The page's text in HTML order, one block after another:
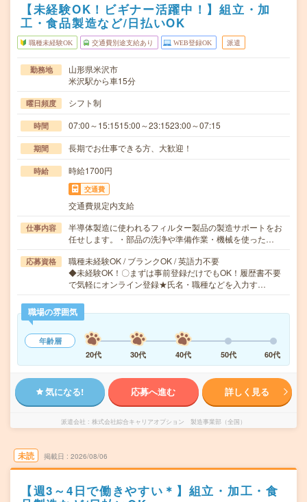
【未経験OK！ビギナー活躍中！】組立・加
工・食品製造など/日払いOK
職種未経験OK 交通費別途支給あり WEB登録OK 派遣
勤務地
山形県米沢市
米沢駅から車15分
曜日頻度 シフト制
時間 07:00～15:1515:00～23:1523:00～07:15
期間 長期でお仕事できる方、大歓迎！
時給 時給1700円
交通費
交通費規定内支給
仕事内容
半導体製造に使われるフィルター製品の製造サポートをお
任せします。・部品の洗浄や準備作業・機械を使った…
応募資格
職種未経験OK / ブランクOK / 英語力不要
◆未経験OK！〇まずは事前登録だけでもOK！履歴書不要
で気軽にオンライン登録★氏名・職種などを入力す…
職場の雰囲気
年齢層
20代
30代 40代 50代 60代
気になる! 応募へ進む 詳しく見る
派遣会社 株式会社綜合キャリアオプション 製造事業部（全国）
未読 掲載日 2026/08/06
【週3～4日で働きやすい＊】組立・加工・食